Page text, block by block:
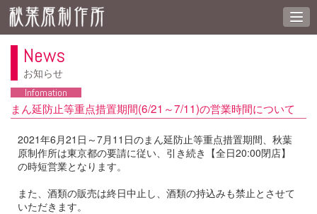
News
お知らせ
Infomation
まん延防止等重点措置期間(6/21～7/11)の営業時間について
2021年6月21日～7月11日のまん延防止等重点措置期間、秋葉
原制作所は東京都の要請に従い、引き続き【全日20:00閉店】
の時短営業となります。
また、酒類の販売は終日中止し、酒類の持込みも禁止とさせて
いただきます。